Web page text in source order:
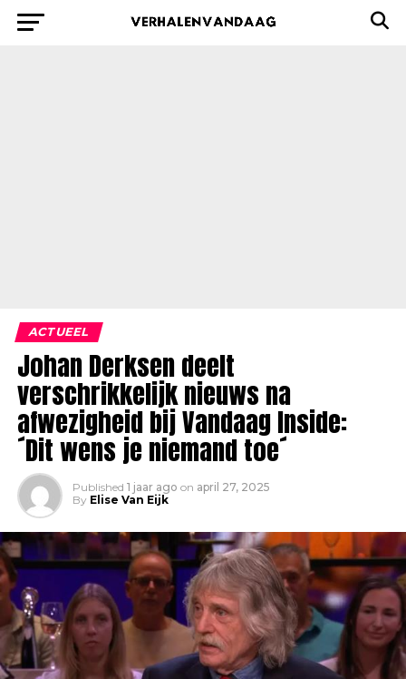
ACTUEEL
Johan Derksen deelt
verschrikkelijk nieuws na
afwezigheid bij Vandaag Inside:
´Dit wens je niemand toe´
Published 1 jaar ago on april 27, 2025
By Elise Van Eijk